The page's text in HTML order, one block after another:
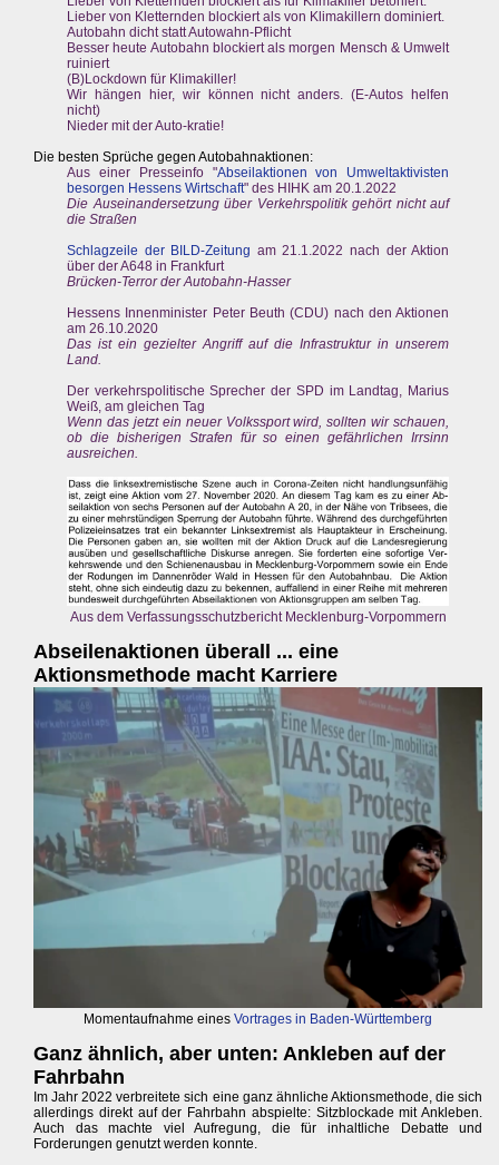
Lieber von Kletternden blockiert als von Klimakillern dominiert.
Autobahn dicht statt Autowahn-Pflicht
Besser heute Autobahn blockiert als morgen Mensch & Umwelt
ruiniert
(B)Lockdown für Klimakiller!
Wir hängen hier, wir können nicht anders. (E-Autos helfen
nicht)
Nieder mit der Auto-kratie!
Die besten Sprüche gegen Autobahnaktionen:
Aus einer Presseinfo "Abseilaktionen von Umweltaktivisten
besorgen Hessens Wirtschaft" des HIHK am 20.1.2022
Die Auseinandersetzung über Verkehrspolitik gehört nicht auf
die Straßen
Schlagzeile der BILD-Zeitung am 21.1.2022 nach der Aktion
über der A648 in Frankfurt
Brücken-Terror der Autobahn-Hasser
Hessens Innenminister Peter Beuth (CDU) nach den Aktionen
am 26.10.2020
Das ist ein gezielter Angriff auf die Infrastruktur in unserem
Land.
Der verkehrspolitische Sprecher der SPD im Landtag, Marius
Weiß, am gleichen Tag
Wenn das jetzt ein neuer Volkssport wird, sollten wir schauen,
ob die bisherigen Strafen für so einen gefährlichen Irrsinn
ausreichen.
Aus dem Verfassungsschutzbericht Mecklenburg-Vorpommern
Abseilenaktionen überall ... eine
Aktionsmethode macht Karriere
Momentaufnahme einesVortrages in Baden-Württemberg
Ganz ähnlich, aber unten: Ankleben auf der
Fahrbahn
Im Jahr 2022 verbreitete sich eine ganz ähnliche Aktionsmethode, die sich
allerdings direkt auf der Fahrbahn abspielte: Sitzblockade mit Ankleben.
Auch das machte viel Aufregung, die für inhaltliche Debatte und
Forderungen genutzt werden konnte.